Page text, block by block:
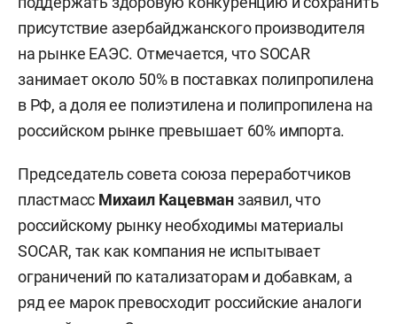
присутствие азербайджанского производителя
на рынке ЕАЭС. Отмечается, что SOCAR
занимает около 50% в поставках полипропилена
в РФ, а доля ее полиэтилена и полипропилена на
российском рынке превышает 60% импорта.
Председатель совета союза переработчиков
пластмасс Михаил Кацевманзаявил, что
российскому рынку необходимы материалы
SOCAR, так как компания не испытывает
ограничений по катализаторам и добавкам, а
ряд ее марок превосходит российские аналоги